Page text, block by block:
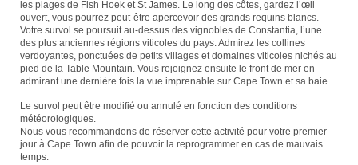
les plages de Fish Hoek et St James. Le long des côtes, gardez l’œil
ouvert, vous pourrez peut-être apercevoir des grands requins blancs.
Votre survol se poursuit au-dessus des vignobles de Constantia, l’une
des plus anciennes régions viticoles du pays. Admirez les collines
verdoyantes, ponctuées de petits villages et domaines viticoles nichés au
pied de la Table Mountain. Vous rejoignez ensuite le front de mer en
admirant une dernière fois la vue imprenable sur Cape Town et sa baie.
Le survol peut être modifié ou annulé en fonction des conditions
météorologiques.
Nous vous recommandons de réserver cette activité pour votre premier
jour à Cape Town afin de pouvoir la reprogrammer en cas de mauvais
temps.